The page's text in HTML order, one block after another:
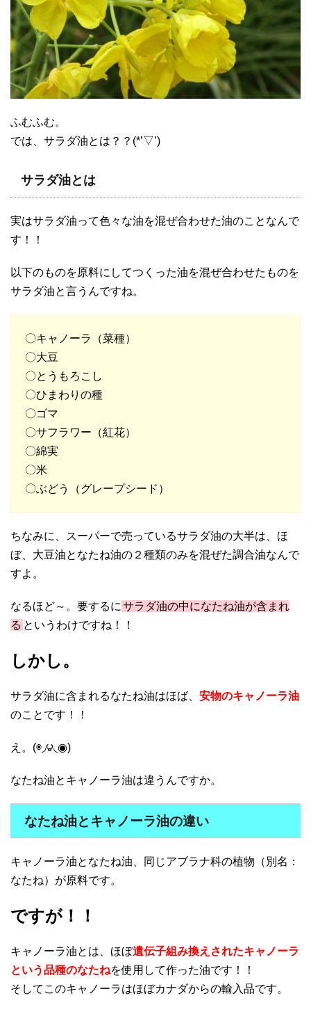
ふむふむ。
では、サラダ油とは？？(*’▽’)
サラダ油とは
実はサラダ油って色々な油を混ぜ合わせた油のことなんで
す！！
以下のものを原料にしてつくった油を混ぜ合わせたものを
サラダ油と言うんですね。
〇キャノーラ（菜種）
〇大豆
〇とうもろこし
〇ひまわりの種
〇ゴマ
〇サフラワー（紅花）
〇綿実
〇米
〇ぶどう（グレープシード）
ちなみに、スーパーで売っているサラダ油の大半は、ほ
ぼ、大豆油となたね油の２種類のみを混ぜた調合油なんで
すよ。
なるほど～。要するに サラダ油の中になたね油が含まれ
る というわけですね！！
しかし。
サラダ油に含まれるなたね油はほば、 安物のキャノーラ油
のことです！！
え。(◉◞౪◟◉)
なたね油とキャノーラ油は違うんですか。
なたね油とキャノーラ油の違い
キャノーラ油となたね油、同じアブラナ科の植物（別名：
なたね）が原料です。
ですが！！
キャノーラ油とは、ほぼ遺伝子組み換えされたキャノーラ
という品種のなたねを使用して作った油です！！
そしてこのキャノーラはほぼカナダからの輸入品です。